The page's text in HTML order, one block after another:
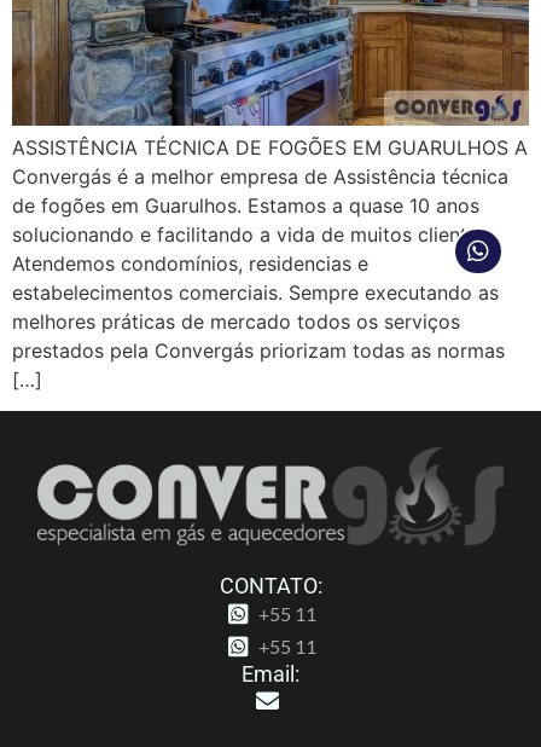
ASSISTÊNCIA TÉCNICA DE FOGÕES EM GUARULHOS A
Convergás é a melhor empresa de Assistência técnica
de fogões em Guarulhos. Estamos a quase 10 anos
solucionando e facilitando a vida de muitos clientes.
Atendemos condomínios, residencias e
estabelecimentos comerciais. Sempre executando as
melhores práticas de mercado todos os serviços
prestados pela Convergás priorizam todas as normas
[…]
CONTATO:
+55 11
+55 11
Email: